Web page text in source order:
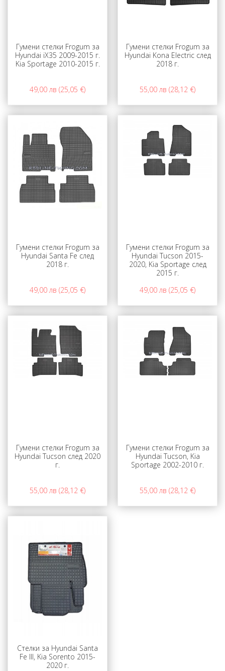
Гумени стелки Frogum за
Hyundai iX35 2009-2015 г.
Kia Sportage 2010-2015 г.
49,00 лв (25,05 €)
Гумени стелки Frogum за
Hyundai Kona Electric след
2018 г.
55,00 лв (28,12 €)
Гумени стелки Frogum за
Hyundai Santa Fe след
2018 г.
49,00 лв (25,05 €)
Гумени стелки Frogum за
Hyundai Tucson 2015-
2020, Kia Sportage след
2015 г.
49,00 лв (25,05 €)
Гумени стелки Frogum за
Hyundai Tucson след 2020
г.
55,00 лв (28,12 €)
Гумени стелки Frogum за
Hyundai Tucson, Kia
Sportage 2002-2010 г.
55,00 лв (28,12 €)
Стелки за Hyundai Santa
Fe III, Kia Sorento 2015-
2020 г.